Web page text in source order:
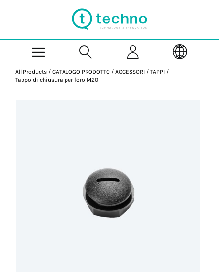
All Products / CATALOGO PRODOTTO / ACCESSORI / TAPPI /
Tappo di chiusura per foro M20